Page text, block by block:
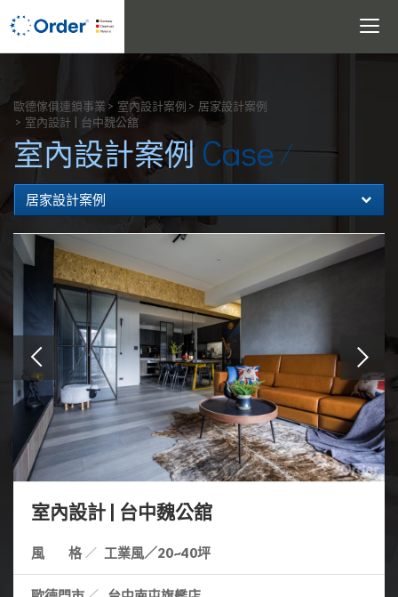
Toggle
歐德傢俱連鎖事業 室內設計案例
居家設計案例
室內設計 | 台中魏公舘
室內設計案例 Case
居家設計案例
室內設計 | 台中魏公舘
風 格 工業風／20~40坪